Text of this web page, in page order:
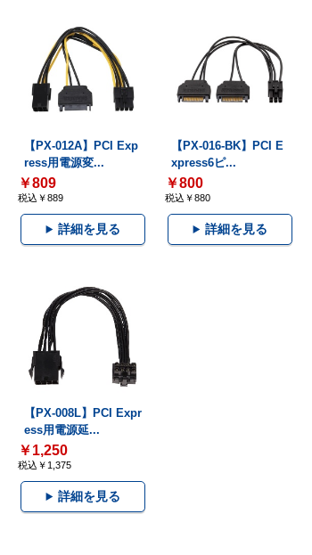
【PX-012A】PCI Exp
ress用電源変...
￥809
税込￥889
詳細を見る
【PX-016-BK】PCI E
xpress6ピ...
￥800
税込￥880
詳細を見る
【PX-008L】PCI Expr
ess用電源延...
￥1,250
税込￥1,375
詳細を見る